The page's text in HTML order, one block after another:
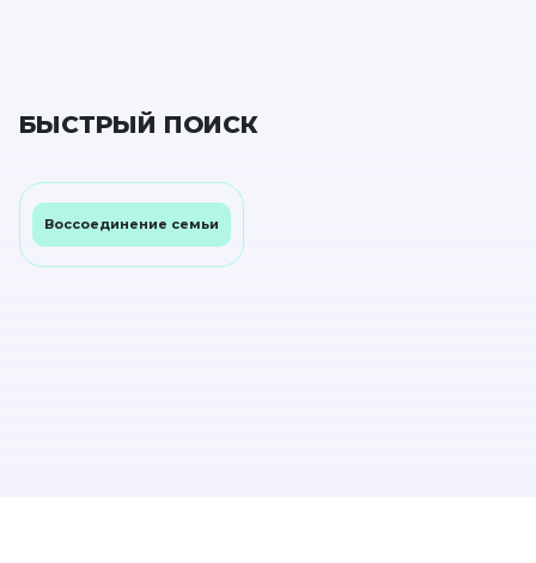
БЫСТРЫЙ ПОИСК
Воссоединение семьи